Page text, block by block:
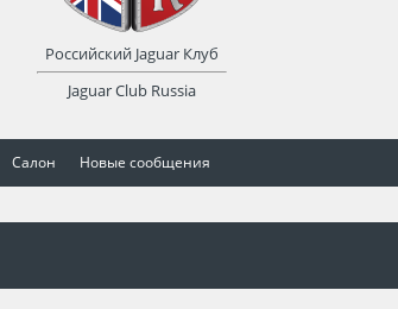
Салон Новые сообщения
Российский Jaguar Клуб
Jaguar Club Russia